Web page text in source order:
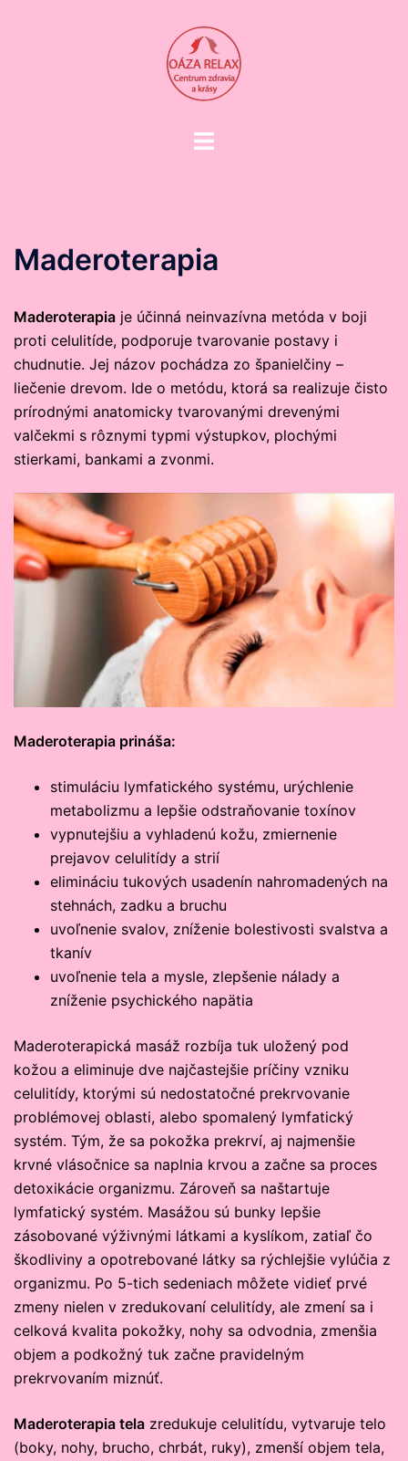
Toggle
Maderoterapia
Maderoterapia je účinná neinvazívna metóda v boji
proti celulitíde, podporuje tvarovanie postavy i
chudnutie. Jej názov pochádza zo španielčiny –
liečenie drevom. Ide o metódu, ktorá sa realizuje čisto
prírodnými anatomicky tvarovanými drevenými
valčekmi s rôznymi typmi výstupkov, plochými
stierkami, bankami a zvonmi.
Maderoterapia prináša:
stimuláciu lymfatického systému, urýchlenie
metabolizmu a lepšie odstraňovanie toxínov
vypnutejšiu a vyhladenú kožu, zmiernenie
prejavov celulitídy a strií
elimináciu tukových usadenín nahromadených na
stehnách, zadku a bruchu
uvoľnenie svalov, zníženie bolestivosti svalstva a
tkanív
uvoľnenie tela a mysle, zlepšenie nálady a
zníženie psychického napätia
Maderoterapická masáž rozbíja tuk uložený pod
kožou a eliminuje dve najčastejšie príčiny vzniku
celulitídy, ktorými sú nedostatočné prekrvovanie
problémovej oblasti, alebo spomalený lymfatický
systém. Tým, že sa pokožka prekrví, aj najmenšie
krvné vlásočnice sa naplnia krvou a začne sa proces
detoxikácie organizmu. Zároveň sa naštartuje
lymfatický systém. Masážou sú bunky lepšie
zásobované výživnými látkami a kyslíkom, zatiaľ čo
škodliviny a opotrebované látky sa rýchlejšie vylúčia z
organizmu. Po 5-tich sedeniach môžete vidieť prvé
zmeny nielen v zredukovaní celulitídy, ale zmení sa i
celková kvalita pokožky, nohy sa odvodnia, zmenšia
objem a podkožný tuk začne pravidelným
prekrvovaním miznúť.
Maderoterapia tela zredukuje celulitídu, vytvaruje telo
(boky, nohy, brucho, chrbát, ruky), zmenší objem tela,